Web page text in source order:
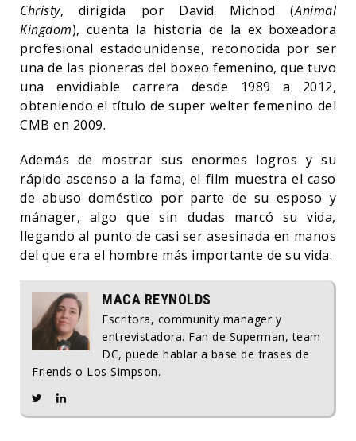
Christy, dirigida por David Michod (Animal
Kingdom), cuenta la historia de la ex boxeadora
profesional estadounidense, reconocida por ser
una de las pioneras del boxeo femenino, que tuvo
una envidiable carrera desde 1989 a 2012,
obteniendo el título de super welter femenino del
CMB en 2009.
Además de mostrar sus enormes logros y su
rápido ascenso a la fama, el film muestra el caso
de abuso doméstico por parte de su esposo y
mánager, algo que sin dudas marcó su vida,
llegando al punto de casi ser asesinada en manos
del que era el hombre más importante de su vida.
MACA REYNOLDS
Escritora, community manager y
entrevistadora. Fan de Superman, team
DC, puede hablar a base de frases de
Friends o Los Simpson.